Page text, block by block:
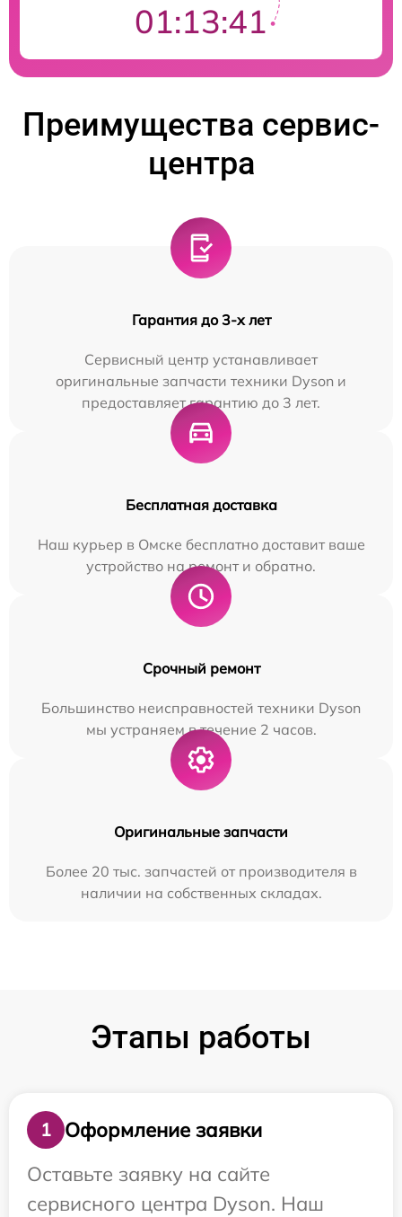
01:13:40
Преимущества сервис-
центра
Гарантия до 3-х лет
Сервисный центр устанавливает
оригинальные запчасти техники Dyson и
предоставляет гарантию до 3 лет.
Бесплатная доставка
Наш курьер в Омске бесплатно доставит ваше
устройство на ремонт и обратно.
Срочный ремонт
Большинство неисправностей техники Dyson
мы устраняем в течение 2 часов.
Оригинальные запчасти
Более 20 тыс. запчастей от производителя в
наличии на собственных складах.
Этапы работы
1
Оформление заявки
Оставьте заявку на сайте
сервисного центра Dyson. Наш